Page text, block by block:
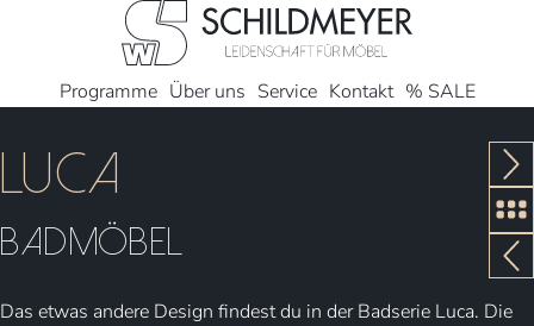
Programme Über uns Service Kontakt % SALE
Luca
Bad­möbel
Das etwas andere Design findest du in der Badserie Luca. Die